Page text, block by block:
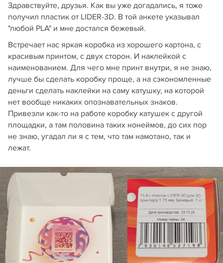
Здравствуйте, друзья. Как вы уже догадались, я тоже
получил пластик от LIDER-3D. В той анкете указывал
"любой PLA" и мне достался бежевый.
Встречает нас яркая коробка из хорошего картона, с
красивым принтом, с двух сторон. И наклейкой с
наименованием. Для чего мне принт внутри, я не знаю,
лучше бы сделать коробку проще, а на сэкономленные
деньги сделать наклейки на саму катушку, на которой
нет вообще никаких опознавательных знаков.
Привезли как-то на работе коробку катушек с другой
площадки, а там половина таких нонеймов, до сих пор
не знаю, угадал ли я с тем, что там намотано, так и
лежат.